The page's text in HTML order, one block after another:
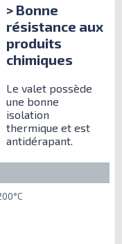
> Bonne
résistance aux
produits
chimiques
Le valet possède
une bonne
isolation
thermique et est
antidérapant.